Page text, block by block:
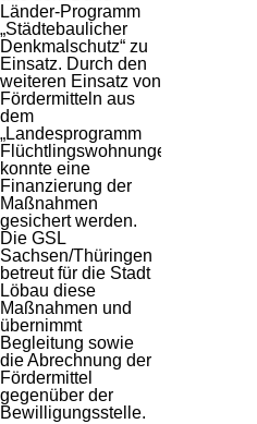
Länder-Programm
„Städtebaulicher
Denkmalschutz“ zu
Einsatz. Durch den
weiteren Einsatz von
Fördermitteln aus
dem
„Landesprogramm
Flüchtlingswohnungen“
konnte eine
Finanzierung der
Maßnahmen
gesichert werden.
Die GSL
Sachsen/Thüringen
betreut für die Stadt
Löbau diese
Maßnahmen und
übernimmt
Begleitung sowie
die Abrechnung der
Fördermittel
gegenüber der
Bewilligungsstelle.